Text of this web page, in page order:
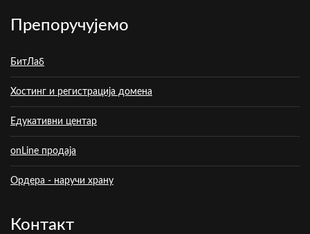
Препоручујемо
БитЛаб
Хостинг и регистрација домена
Едукативни центар
onLine продаја
Ордера - наручи храну
Контакт